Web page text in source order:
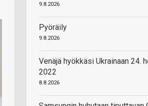
9.8.2026
Pyöräily
9.8.2026
Venäjä hyökkäsi Ukrainaan 24.
2022
8.8.2026